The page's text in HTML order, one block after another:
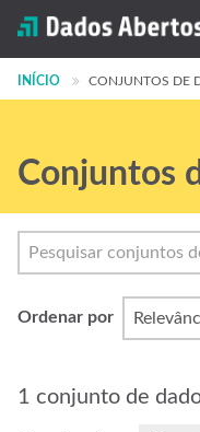
Conjuntos de dados
Grupos
Sobre
INÍCIO CONJUNTOS DE
Conjuntos
Ordenar por
1 conjunto de